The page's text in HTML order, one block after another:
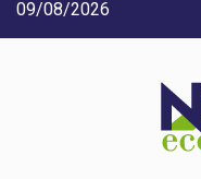
Saltar
al
09/08/2026